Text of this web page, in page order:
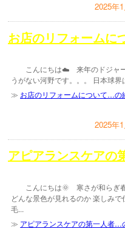
2025年
お店のリフォームに
こんにちは☁️ 来年のドジャー
うがない河野です。。。 日本球
≫ お店のリフォームについて…の
2025年
アピアランスケアの
こんにちは🌞 寒さが和らぎ春
どんな景色が見れるのか 楽しみ
毛...
≫ アピアランスケアの第一人者…